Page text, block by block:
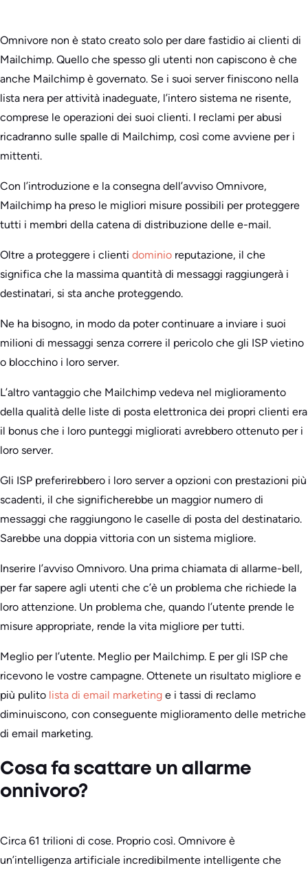
Omnivore non è stato creato solo per dare fastidio ai clienti di
Mailchimp. Quello che spesso gli utenti non capiscono è che
anche Mailchimp è governato. Se i suoi server finiscono nella
lista nera per attività inadeguate, l’intero sistema ne risente,
comprese le operazioni dei suoi clienti. I reclami per abusi
ricadranno sulle spalle di Mailchimp, così come avviene per i
mittenti.
Con l’introduzione e la consegna dell’avviso Omnivore,
Mailchimp ha preso le migliori misure possibili per proteggere
tutti i membri della catena di distribuzione delle e-mail.
Oltre a proteggere i clienti dominio reputazione, il che
significa che la massima quantità di messaggi raggiungerà i
destinatari, si sta anche proteggendo.
Ne ha bisogno, in modo da poter continuare a inviare i suoi
milioni di messaggi senza correre il pericolo che gli ISP vietino
o blocchino i loro server.
L’altro vantaggio che Mailchimp vedeva nel miglioramento
della qualità delle liste di posta elettronica dei propri clienti era
il bonus che i loro punteggi migliorati avrebbero ottenuto per i
loro server.
Gli ISP preferirebbero i loro server a opzioni con prestazioni più
scadenti, il che significherebbe un maggior numero di
messaggi che raggiungono le caselle di posta del destinatario.
Sarebbe una doppia vittoria con un sistema migliore.
Inserire l’avviso Omnivoro. Una prima chiamata di allarme-bell,
per far sapere agli utenti che c’è un problema che richiede la
loro attenzione. Un problema che, quando l’utente prende le
misure appropriate, rende la vita migliore per tutti.
Meglio per l’utente. Meglio per Mailchimp. E per gli ISP che
ricevono le vostre campagne. Ottenete un risultato migliore e
più pulito lista di email marketing e i tassi di reclamo
diminuiscono, con conseguente miglioramento delle metriche
di email marketing.
Cosa fa scattare un allarme
onnivoro?
Circa 61 trilioni di cose. Proprio così. Omnivore è
un’intelligenza artificiale incredibilmente intelligente che